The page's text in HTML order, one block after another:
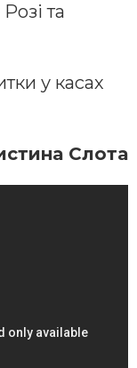
та
у касах
Слота